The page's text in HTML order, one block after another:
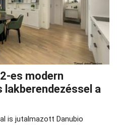
es modern
lakberendezéssel a
is jutalmazott Danubio